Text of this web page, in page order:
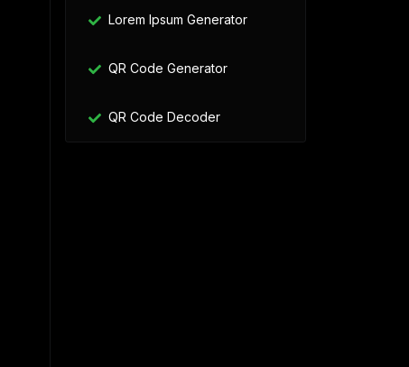
Lorem Ipsum Generator
QR Code Generator
QR Code Decoder